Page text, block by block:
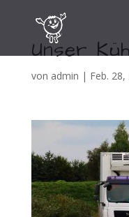
Unser
von admin | Feb. 28,